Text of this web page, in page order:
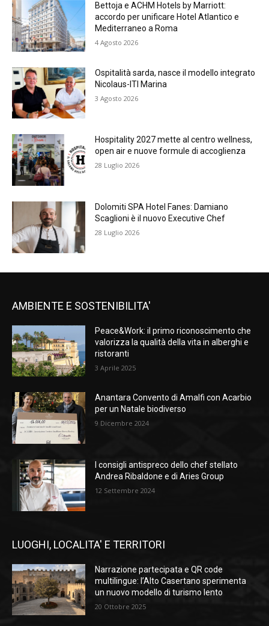
Bettoja e ACHM Hotels by Marriott:
accordo per unificare Hotel Atlantico e
Mediterraneo a Roma
4 Agosto 2026
Ospitalità sarda, nasce il modello integrato
Nicolaus-ITI Marina
3 Agosto 2026
Hospitality 2027 mette al centro wellness,
open air e nuove formule di accoglienza
28 Luglio 2026
Dolomiti SPA Hotel Fanes: Damiano
Scaglioni è il nuovo Executive Chef
28 Luglio 2026
AMBIENTE E SOSTENIBILITA'
Peace&Work: il primo riconoscimento che
valorizza la qualità della vita in alberghi e
ristoranti
3 Aprile 2025
Anantara Convento di Amalfi con Acarbio
per un Natale biodiverso
9 Dicembre 2024
I consigli antispreco dello chef stellato
Andrea Ribaldone e di Aries Group
12 Settembre 2024
LUOGHI, LOCALITA' E TERRITORI
Narrazione partecipata e QR code
multilingue: l’Alto Casertano sperimenta
un nuovo modello di turismo lento
20 Ottobre 2025